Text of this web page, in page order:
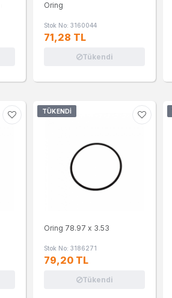
Oring
Stok No: 3160044
71,28 TL
Tükendi
TÜKENDI
Oring 78.97 x 3.53
Stok No: 3186271
79,20 TL
Tükendi